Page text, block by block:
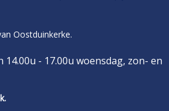
Oostduinkerke.
14.00u - 17.00u woensdag, zon- en